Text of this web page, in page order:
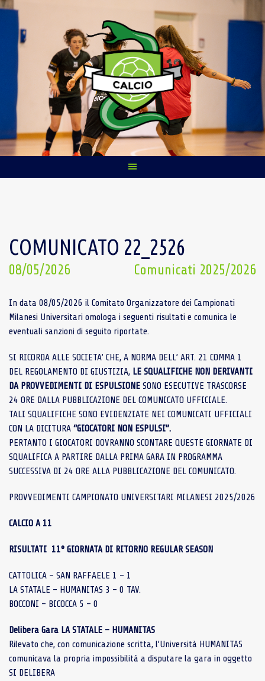
Skip
content
COMUNICATO 22_2526
Comunicati 2025/2026
08/05/2026
In data 08/05/2026 il Comitato Organizzatore dei Campionati
Milanesi Universitari omologa i seguenti risultati e comunica le
eventuali sanzioni di seguito riportate.
SI RICORDA ALLE SOCIETA’ CHE, A NORMA DELL’ ART. 21 COMMA 1
DEL REGOLAMENTO DI GIUSTIZIA, LE SQUALIFICHE NON DERIVANTI
DA PROVVEDIMENTI DI ESPULSIONE SONO ESECUTIVE TRASCORSE
24 ORE DALLA PUBBLICAZIONE DEL COMUNICATO UFFICIALE.
TALI SQUALIFICHE SONO EVIDENZIATE NEI COMUNICATI UFFICIALI
CON LA DICITURA “GIOCATORI NON ESPULSI”.
PERTANTO I GIOCATORI DOVRANNO SCONTARE QUESTE GIORNATE DI
SQUALIFICA A PARTIRE DALLA PRIMA GARA IN PROGRAMMA
SUCCESSIVA DI 24 ORE ALLA PUBBLICAZIONE DEL COMUNICATO.
PROVVEDIMENTI CAMPIONATO UNIVERSITARI MILANESI 2025/2026
CALCIO A 11
RISULTATI 11° GIORNATA DI RITORNO REGULAR SEASON
CATTOLICA – SAN RAFFAELE 1 – 1
LA STATALE – HUMANITAS 3 – 0 TAV.
BOCCONI – BICOCCA 5 – 0
Delibera Gara LA STATALE – HUMANITAS
Rilevato che, con comunicazione scritta, l’Università HUMANITAS
comunicava la propria impossibilità a disputare la gara in oggetto
SI DELIBERA